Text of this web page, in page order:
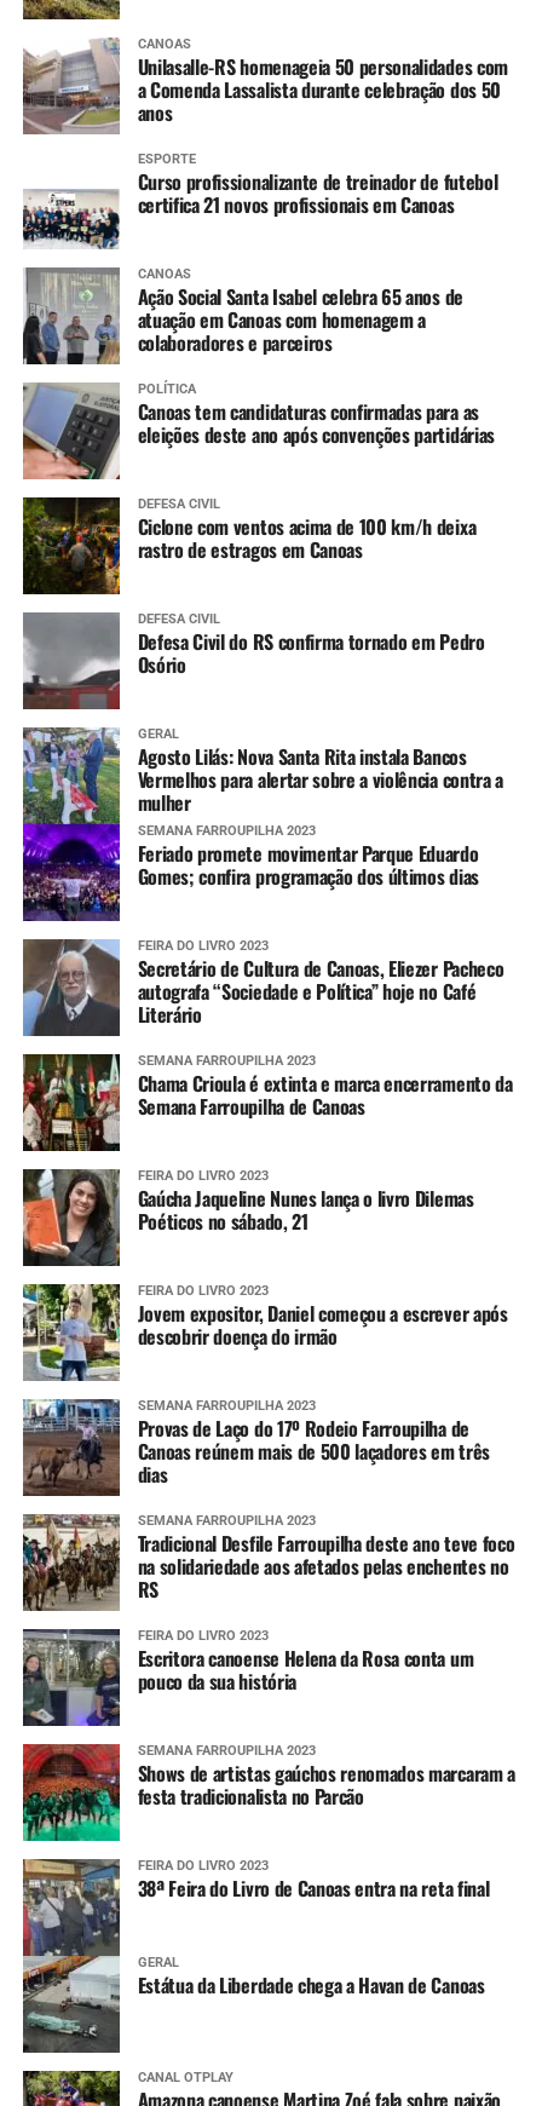
CANOAS
Unilasalle-RS homenageia 50 personalidades com
a Comenda Lassalista durante celebração dos 50
anos
ESPORTE
Curso profissionalizante de treinador de futebol
certifica 21 novos profissionais em Canoas
CANOAS
Ação Social Santa Isabel celebra 65 anos de
atuação em Canoas com homenagem a
colaboradores e parceiros
POLÍTICA
Canoas tem candidaturas confirmadas para as
eleições deste ano após convenções partidárias
DEFESA CIVIL
Ciclone com ventos acima de 100 km/h deixa
rastro de estragos em Canoas
DEFESA CIVIL
Defesa Civil do RS confirma tornado em Pedro
Osório
GERAL
Agosto Lilás: Nova Santa Rita instala Bancos
Vermelhos para alertar sobre a violência contra a
mulher
SEMANA FARROUPILHA 2023
Feriado promete movimentar Parque Eduardo
Gomes; confira programação dos últimos dias
FEIRA DO LIVRO 2023
Secretário de Cultura de Canoas, Eliezer Pacheco
autografa “Sociedade e Política” hoje no Café
Literário
SEMANA FARROUPILHA 2023
Chama Crioula é extinta e marca encerramento da
Semana Farroupilha de Canoas
FEIRA DO LIVRO 2023
Gaúcha Jaqueline Nunes lança o livro Dilemas
Poéticos no sábado, 21
FEIRA DO LIVRO 2023
Jovem expositor, Daniel começou a escrever após
descobrir doença do irmão
SEMANA FARROUPILHA 2023
Provas de Laço do 17º Rodeio Farroupilha de
Canoas reúnem mais de 500 laçadores em três
dias
SEMANA FARROUPILHA 2023
Tradicional Desfile Farroupilha deste ano teve foco
na solidariedade aos afetados pelas enchentes no
RS
FEIRA DO LIVRO 2023
Escritora canoense Helena da Rosa conta um
pouco da sua história
SEMANA FARROUPILHA 2023
Shows de artistas gaúchos renomados marcaram a
festa tradicionalista no Parcão
FEIRA DO LIVRO 2023
38ª Feira do Livro de Canoas entra na reta final
GERAL
Estátua da Liberdade chega a Havan de Canoas
CANAL OTPLAY